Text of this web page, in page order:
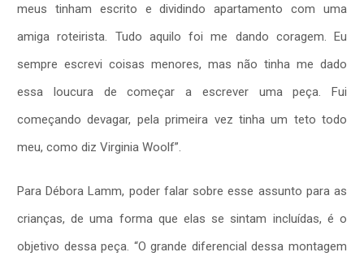
meus tinham escrito e dividindo apartamento com uma
amiga roteirista. Tudo aquilo foi me dando coragem. Eu
sempre escrevi coisas menores, mas não tinha me dado
essa loucura de começar a escrever uma peça. Fui
começando devagar, pela primeira vez tinha um teto todo
meu, como diz Virginia Woolf”.
Para Débora Lamm, poder falar sobre esse assunto para as
crianças, de uma forma que elas se sintam incluídas, é o
objetivo dessa peça. “O grande diferencial dessa montagem